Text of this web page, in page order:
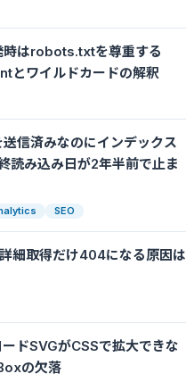
時はrobots.txtを尊重する
ワイルドカードの解釈
信済みなのにインデックス
読み込み日が2年半前で止ま
SEO
細取得だけ404になる原因は
ドSVGがCSSで拡大できな
の欠落